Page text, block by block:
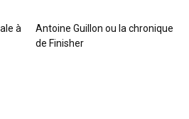
à
Antoine Guillon ou la chronique
de Finisher